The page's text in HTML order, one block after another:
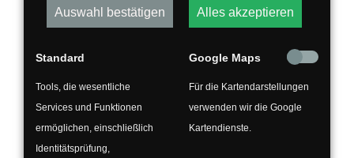
5000 l Tank zum Sammeln der
Emulsion und späterer Entsorgung
Späne verwerten | Kühlflüssigkeit
Kreisläufe schließen
Auswahl bestätigen Alles akzeptieren
Standard
Tools, die wesentliche
Services und Funktionen
ermöglichen, einschließlich
Identitätsprüfung,
Google Maps
Für die Kartendarstellungen
verwenden wir die Google
Kartendienste.